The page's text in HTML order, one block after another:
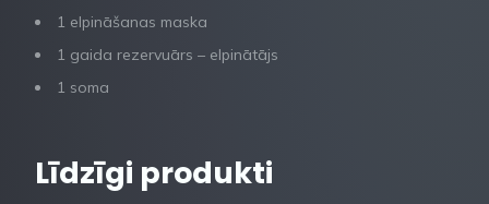
1 elpināšanas maska
1 gaida rezervuārs – elpinātājs
1 soma
Līdzīgi produkti